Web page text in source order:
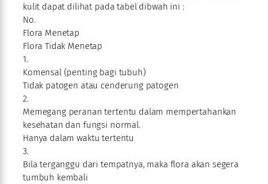
kulit dapat dilihat pada tabel dibwah ini :
No.
Flora Menetap
Flora Tidak Menetap
1.
Komensal (penting bagi tubuh)
Tidak patogen atau cenderung patogen
2.
Memegang peranan tertentu dalam mempertahankan
kesehatan dan fungsi normal.
Hanya dalam waktu tertentu
3.
Bila terganggu dari tempatnya, maka flora akan segera
tumbuh kembali